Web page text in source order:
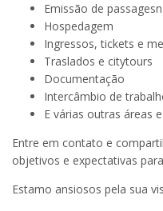
Emissão de
Hospedagem
Ingressos, tickets e
Traslados e citytours
Documentação
Intercâmbio de
E várias outras áreas
Entre em contato e
objetivos e expectativas
Estamo ansiosos pela sua